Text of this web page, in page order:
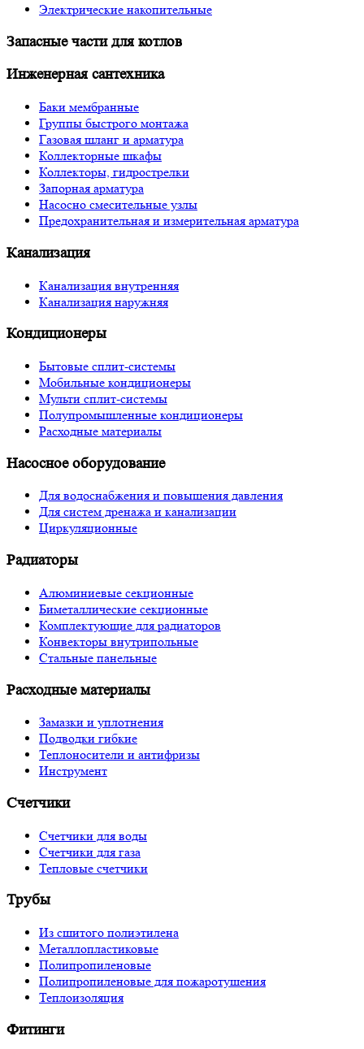
Электрические накопительные
Запасные части для котлов
Инженерная сантехника
Баки мембранные
Группы быстрого монтажа
Газовая шланг и арматура
Коллекторные шкафы
Коллекторы, гидрострелки
Запорная арматура
Насосно смесительные узлы
Предохранительная и измерительная арматура
Канализация
Канализация внутренняя
Канализация наружняя
Кондиционеры
Бытовые сплит-системы
Мобильные кондиционеры
Мульти сплит-системы
Полупромышленные кондиционеры
Расходные материалы
Насосное оборудование
Для водоснабжения и повышения давления
Для систем дренажа и канализации
Циркуляционные
Радиаторы
Алюминиевые секционные
Биметаллические секционные
Комплектующие для радиаторов
Конвекторы внутрипольные
Стальные панельные
Расходные материалы
Замазки и уплотнения
Подводки гибкие
Теплоносители и антифризы
Инструмент
Счетчики
Счетчики для воды
Счетчики для газа
Тепловые счетчики
Трубы
Из сшитого полиэтилена
Металлопластиковые
Полипропиленовые
Полипропиленовые для пожаротушения
Теплоизоляция
Фитинги